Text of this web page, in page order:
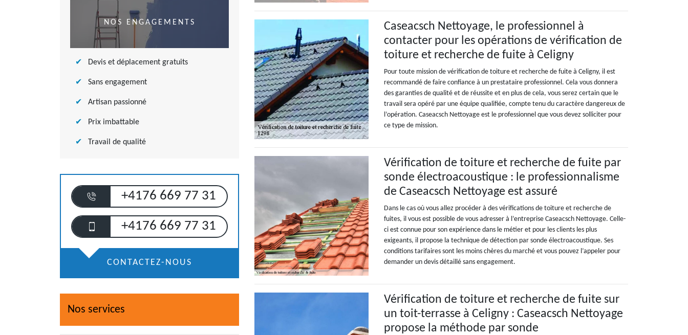
NOS ENGAGEMENTS
Devis et déplacement gratuits
Sans engagement
Artisan passionné
Prix imbattable
Travail de qualité
+4176 669 77 31
+4176 669 77 31
CONTACTEZ-NOUS
Nos services
Caseacsch Nettoyage, le professionnel à
contacter pour les opérations de vérification de
toiture et recherche de fuite à Celigny
Pour toute mission de vérification de toiture et recherche de fuite à Celigny, il est
recommandé de faire confiance à un prestataire professionnel. Cela vous donnera
des garanties de qualité et de réussite et en plus de cela, vous serez certain que le
travail sera opéré par une équipe qualifiée, compte tenu du caractère dangereux de
l’opération. Caseacsch Nettoyage est le professionnel que vous devez solliciter pour
ce type de mission.
Vérification de toiture et recherche de fuite par
sonde électroacoustique : le professionnalisme
de Caseacsch Nettoyage est assuré
Dans le cas où vous allez procéder à des vérifications de toiture et recherche de
fuites, il vous est possible de vous adresser à l’entreprise Caseacsch Nettoyage. Celle-
ci est connue pour son expérience dans le métier et pour les clients les plus
exigeants, il propose la technique de détection par sonde électroacoustique. Ses
conditions tarifaires sont les moins chères du marché et vous pouvez l’appeler pour
demander un devis détaillé sans engagement.
Vérification de toiture et recherche de fuite sur
un toit-terrasse à Celigny : Caseacsch Nettoyage
propose la méthode par sonde